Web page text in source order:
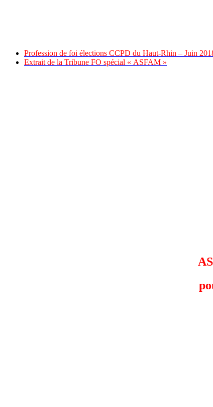
Profession de foi élections CCPD du Haut-Rhin – Juin
Extrait de la Tribune FO spécial « ASFAM »